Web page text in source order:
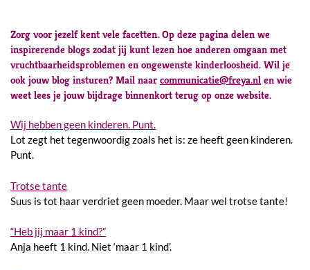
Zorg voor jezelf kent vele facetten. Op deze pagina delen we
inspirerende blogs zodat jij kunt lezen hoe anderen omgaan met
vruchtbaarheidsproblemen en ongewenste kinderloosheid. Wil je
ook jouw blog insturen? Mail naarcommunicatie@freya.nl en wie
weet lees je jouw bijdrage binnenkort terug op onze website.
Wij hebben geen kinderen. Punt.
Lot zegt het tegenwoordig zoals het is: ze heeft geen kinderen.
Punt.
Trotse tante
Suus is tot haar verdriet geen moeder. Maar wel trotse tante!
“Heb jij maar 1 kind?”
Anja heeft 1 kind. Niet ‘maar 1 kind’.